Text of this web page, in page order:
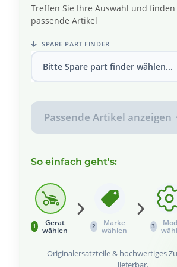
Treffen Sie Ihre Auswahl und finden
passende Artikel
SPARE PART FINDER
Bitte Spare part finder wählen...
Passende Artikel anzeigen
So einfach geht's:
1
Gerät
wählen
2
Marke
wählen
3
Originalersatzteile & hochwertiges
lieferbar.